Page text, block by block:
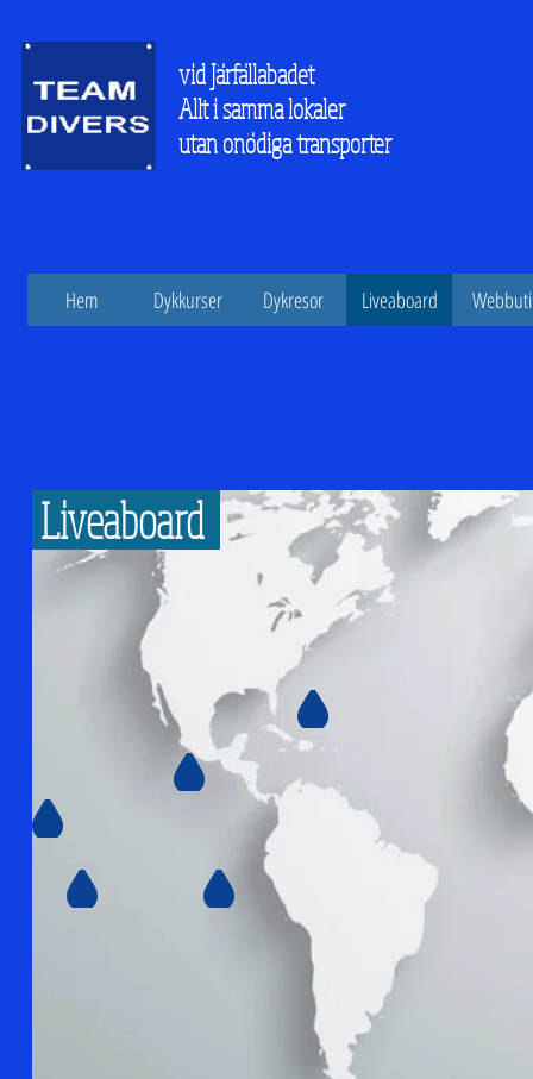
vid Järfällabadet
Allt i samma lokaler
utan onödiga transporter
Hem Dykkurser Dykresor Liveaboard
Liveaboard